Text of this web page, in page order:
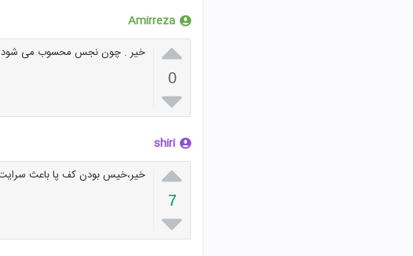
Amirreza

0

خیر . چون نجس محسوب می شود و
shiri

7

خیر،خیس بودن کف پا باعث